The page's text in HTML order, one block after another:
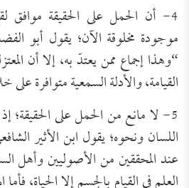
4- أن الحمل على الحقيقة موافق
“وهذا إجماع ممن يعتدّ به، إلا أن
القيامة، والأدلة السمعية متوافرة
5- لا مانع من الحمل على
عند المحققين من الأصوليين